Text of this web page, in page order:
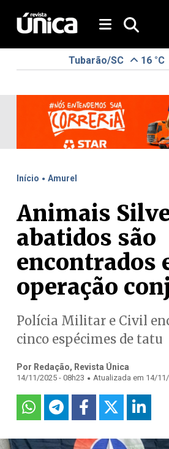
Tubarão/SC 16 °C
Início . Amurel
Animais
abatidos são
encontrados
operação
Polícia Militar e Civil
cinco espécimes de tatu
Por Redação, Revista Única
14/11/2025 - 08h23 . Atualizada em 14/